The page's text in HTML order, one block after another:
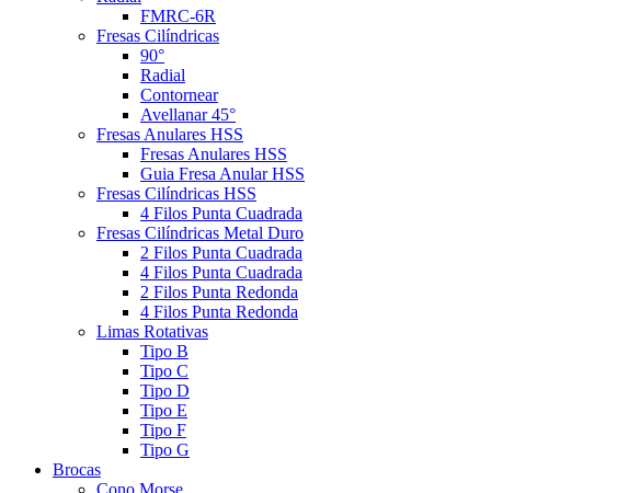
FMRC-6R
Fresas Cilíndricas
90°
Radial
Contornear
Avellanar 45°
Fresas Anulares HSS
Fresas Anulares HSS
Guia Fresa Anular HSS
Fresas Cilíndricas HSS
4 Filos Punta Cuadrada
Fresas Cilíndricas Metal Duro
2 Filos Punta Cuadrada
4 Filos Punta Cuadrada
2 Filos Punta Redonda
4 Filos Punta Redonda
Limas Rotativas
Tipo B
Tipo C
Tipo D
Tipo E
Tipo F
Tipo G
Brocas
Cono Morse